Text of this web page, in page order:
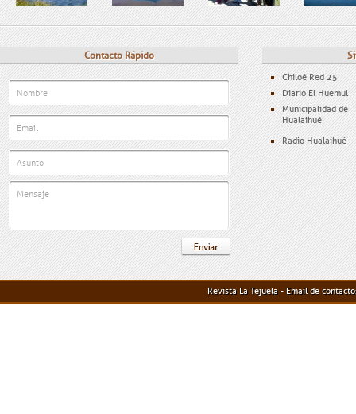
Contacto Rápido
Chiloé Red 25
Diario El Huemul
Municipalidad de
Hualaihué
Radio Hualaihué
Revista La Tejuela - Email de